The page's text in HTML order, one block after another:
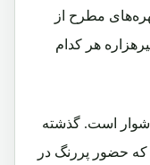
مطرح از
هر کدام
دشوار است. گذشته
حضور پررنگ در